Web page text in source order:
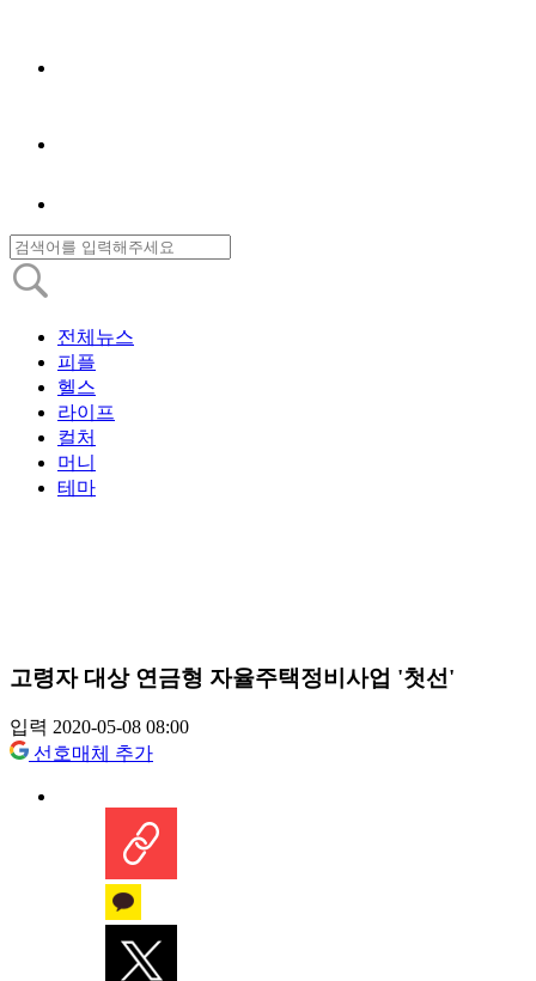
전체뉴스
피플
헬스
라이프
컬처
머니
테마
고령자 대상 연금형 자율주택정비사업 '첫선'
입력 2020-05-08 08:00
선호매체 추가